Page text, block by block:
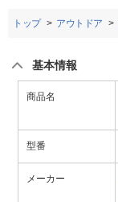
トップ アウトドア
基本情報
商品名
型番
メーカー